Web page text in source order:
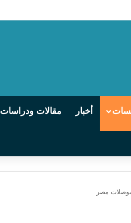
أخبار مقالات ودراسات